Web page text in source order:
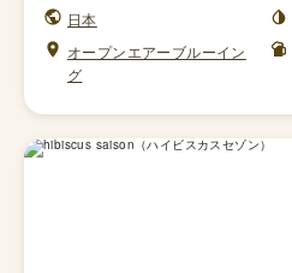
日本
オープンエアーブルーイン
グ